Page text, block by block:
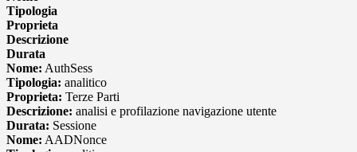
Tipologia
Proprieta
Descrizione
Durata
Nome: AuthSess
Tipologia: analitico
Proprieta: Terze Parti
Descrizione: analisi e profilazione navigazione utente
Durata: Sessione
Nome: AADNonce